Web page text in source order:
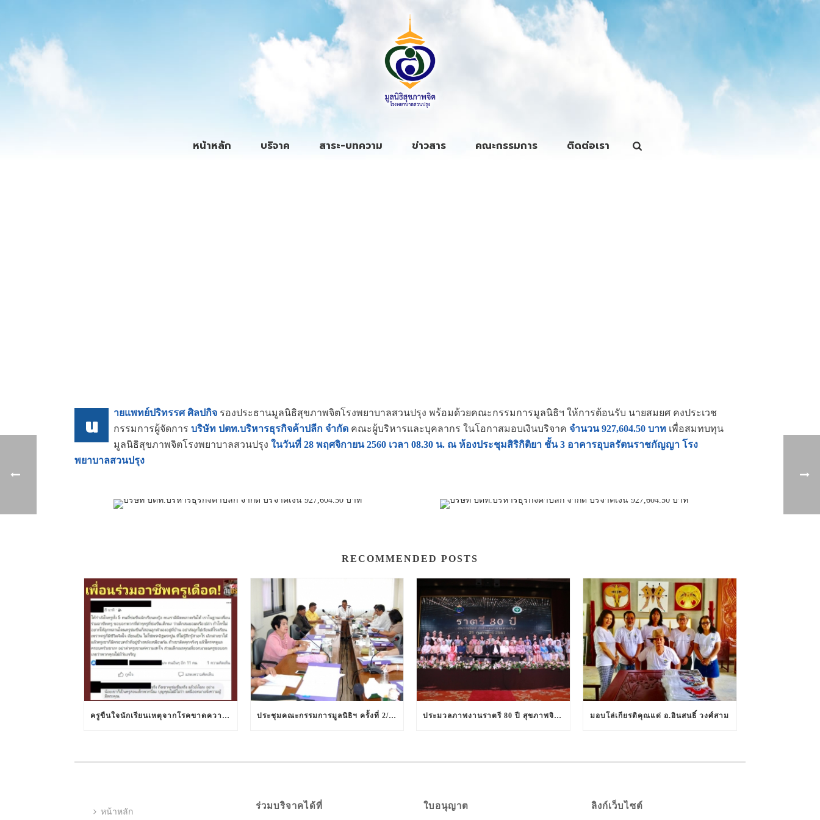
หน้าหลัก บริจาค สาระ-บทความ ข่าวสาร คณะกรรมการ ติดต่อเรา
น ายแพทย์ปริทรรศ ศิลปกิจ รองประธานมูลนิธิสุขภาพจิตโรงพยาบาลสวนปรุง พร้อมด้วยคณะกรรมการมูลนิธิฯ ให้การต้อนรับ นายสมยศ คงประเวช
กรรมการผู้จัดการ บริษัท ปตท.บริหารธุรกิจค้าปลีก จำกัด คณะผู้บริหารและบุคลากร ในโอกาสมอบเงินบริจาค จำนวน 927,604.50 บาท เพื่อสมทบทุน
มูลนิธิสุขภาพจิตโรงพยาบาลสวนปรุง ในวันที่ 28 พฤศจิกายน 2560 เวลา 08.30 น. ณ ห้องประชุมสิริกิติยา ชั้น 3 อาคารอุบลรัตนราชกัญญา โรง
พยาบาลสวนปรุง
RECOMMENDED POSTS
ครูขืนใจนักเรียนเหตุจากโรคขาดความยับยั้งชั่งใจ ประชุมคณะกรรมการมูลนิธิฯ ครั้งที่ 2/2561 ในวันที่ 12 มีนาคม 2561 ประมวลภาพงานราตรี 80 ปี สุขภาพจิตดี กับโรงพยาบาลสวนปรุง มอบโล่เกียรติคุณแด่ อ.อินสนธิ์ วงศ์สาม
หน้าหลัก
ร่วมบริจาคได้ที่ ใบอนุญาต ลิงก์เว็บไซต์